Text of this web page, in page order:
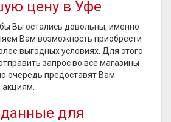
цену в Уфе
Вы остались довольны, именно
Вам возможность приобрести
выгодных условиях. Для этого
запрос во все магазины
очередь предоставят Вам
для